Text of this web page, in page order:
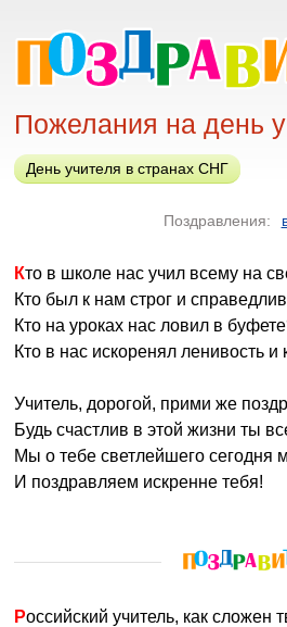
Пожелания на день
День учителя в странах СНГ
Поздравления:
Кто в школе нас учил всему на
Кто был к нам строг и
Кто на уроках нас ловил в
Кто в нас искоренял ленивость и
Учитель, дорогой, прими же
Будь счастлив в этой жизни ты
Мы о тебе светлейшего сегодня
И поздравляем искренне тебя!
Российский учитель, как сложен